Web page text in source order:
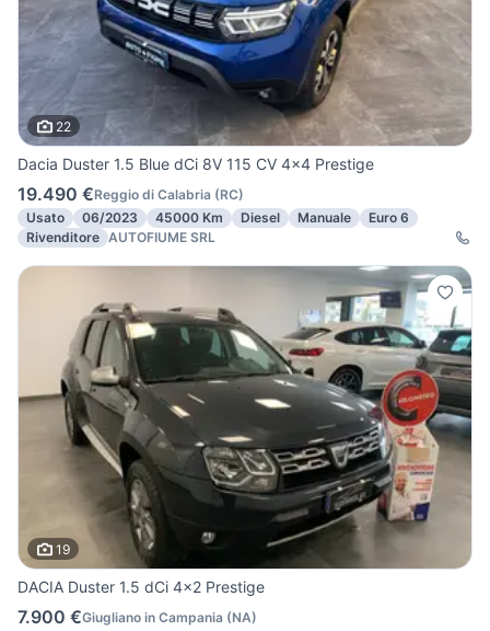
22
Dacia Duster 1.5 Blue dCi 8V 115 CV 4x4 Prestige
19.490 €Reggio di Calabria (RC)
Usato
06/2023 45000 Km Diesel Manuale
Euro 6
Rivenditore AUTOFIUME SRL
19
DACIA Duster 1.5 dCi 4x2 Prestige
7.900 €Giugliano in Campania (NA)